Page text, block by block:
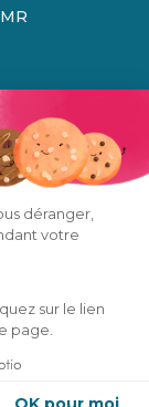
déranger,
votre
sur le lien
page.